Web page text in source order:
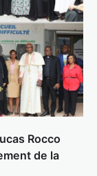
Rocco
de la